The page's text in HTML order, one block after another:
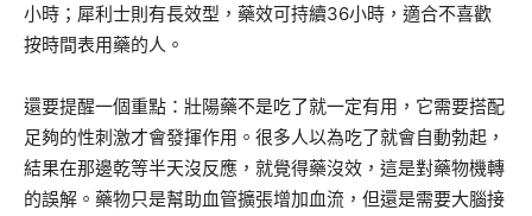
小時；犀利士則有長效型，藥效可持續36小時，適合不喜歡
按時間表用藥的人。
還要提醒一個重點：壯陽藥不是吃了就一定有用，它需要搭配
足夠的性刺激才會發揮作用。很多人以為吃了就會自動勃起，
結果在那邊乾等半天沒反應，就覺得藥沒效，這是對藥物機轉
的誤解。藥物只是幫助血管擴張增加血流，但還是需要大腦接